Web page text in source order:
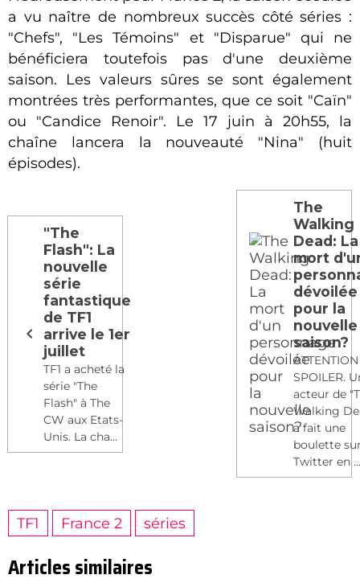
a vu naître de nombreux succès côté séries :
"Chefs", "Les Témoins" et "Disparue" qui ne
bénéficiera toutefois pas d'une deuxième
saison. Les valeurs sûres se sont également
montrées très performantes, que ce soit "Caïn"
ou "Candice Renoir". Le 17 juin à 20h55, la
chaîne lancera la nouveauté "Nina" (huit
épisodes).
"The
Flash": La
nouvelle
série
fantastique
de TF1
arrive le 1er
juillet
TF1 a acheté la
série "The
Flash" à The
CW aux Etats-
Unis. La cha...
The
Walking
Dead: La
mort
dévoilée
pour la
nouvelle
saison?
ATTENTION
SPOILER.
acteur de
Walking
a fait une
boulette
Twitter en
TF1 France 2 séries
Articles similaires